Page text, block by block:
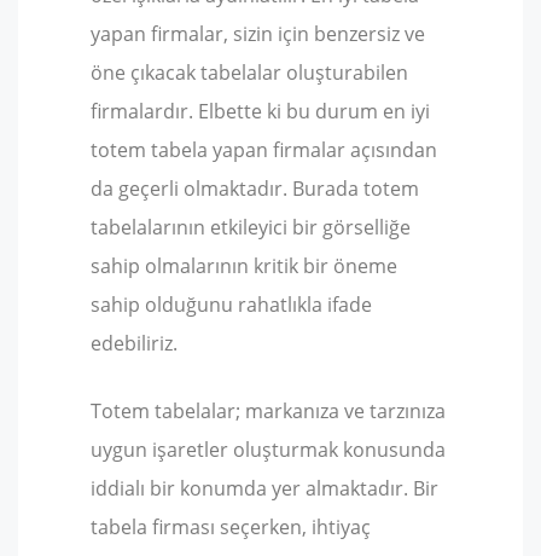
yapan firmalar, sizin için benzersiz ve
öne çıkacak tabelalar oluşturabilen
firmalardır. Elbette ki bu durum en iyi
totem tabela yapan firmalar açısından
da geçerli olmaktadır. Burada totem
tabelalarının etkileyici bir görselliğe
sahip olmalarının kritik bir öneme
sahip olduğunu rahatlıkla ifade
edebiliriz.
Totem tabelalar; markanıza ve tarzınıza
uygun işaretler oluşturmak konusunda
iddialı bir konumda yer almaktadır. Bir
tabela firması seçerken, ihtiyaç